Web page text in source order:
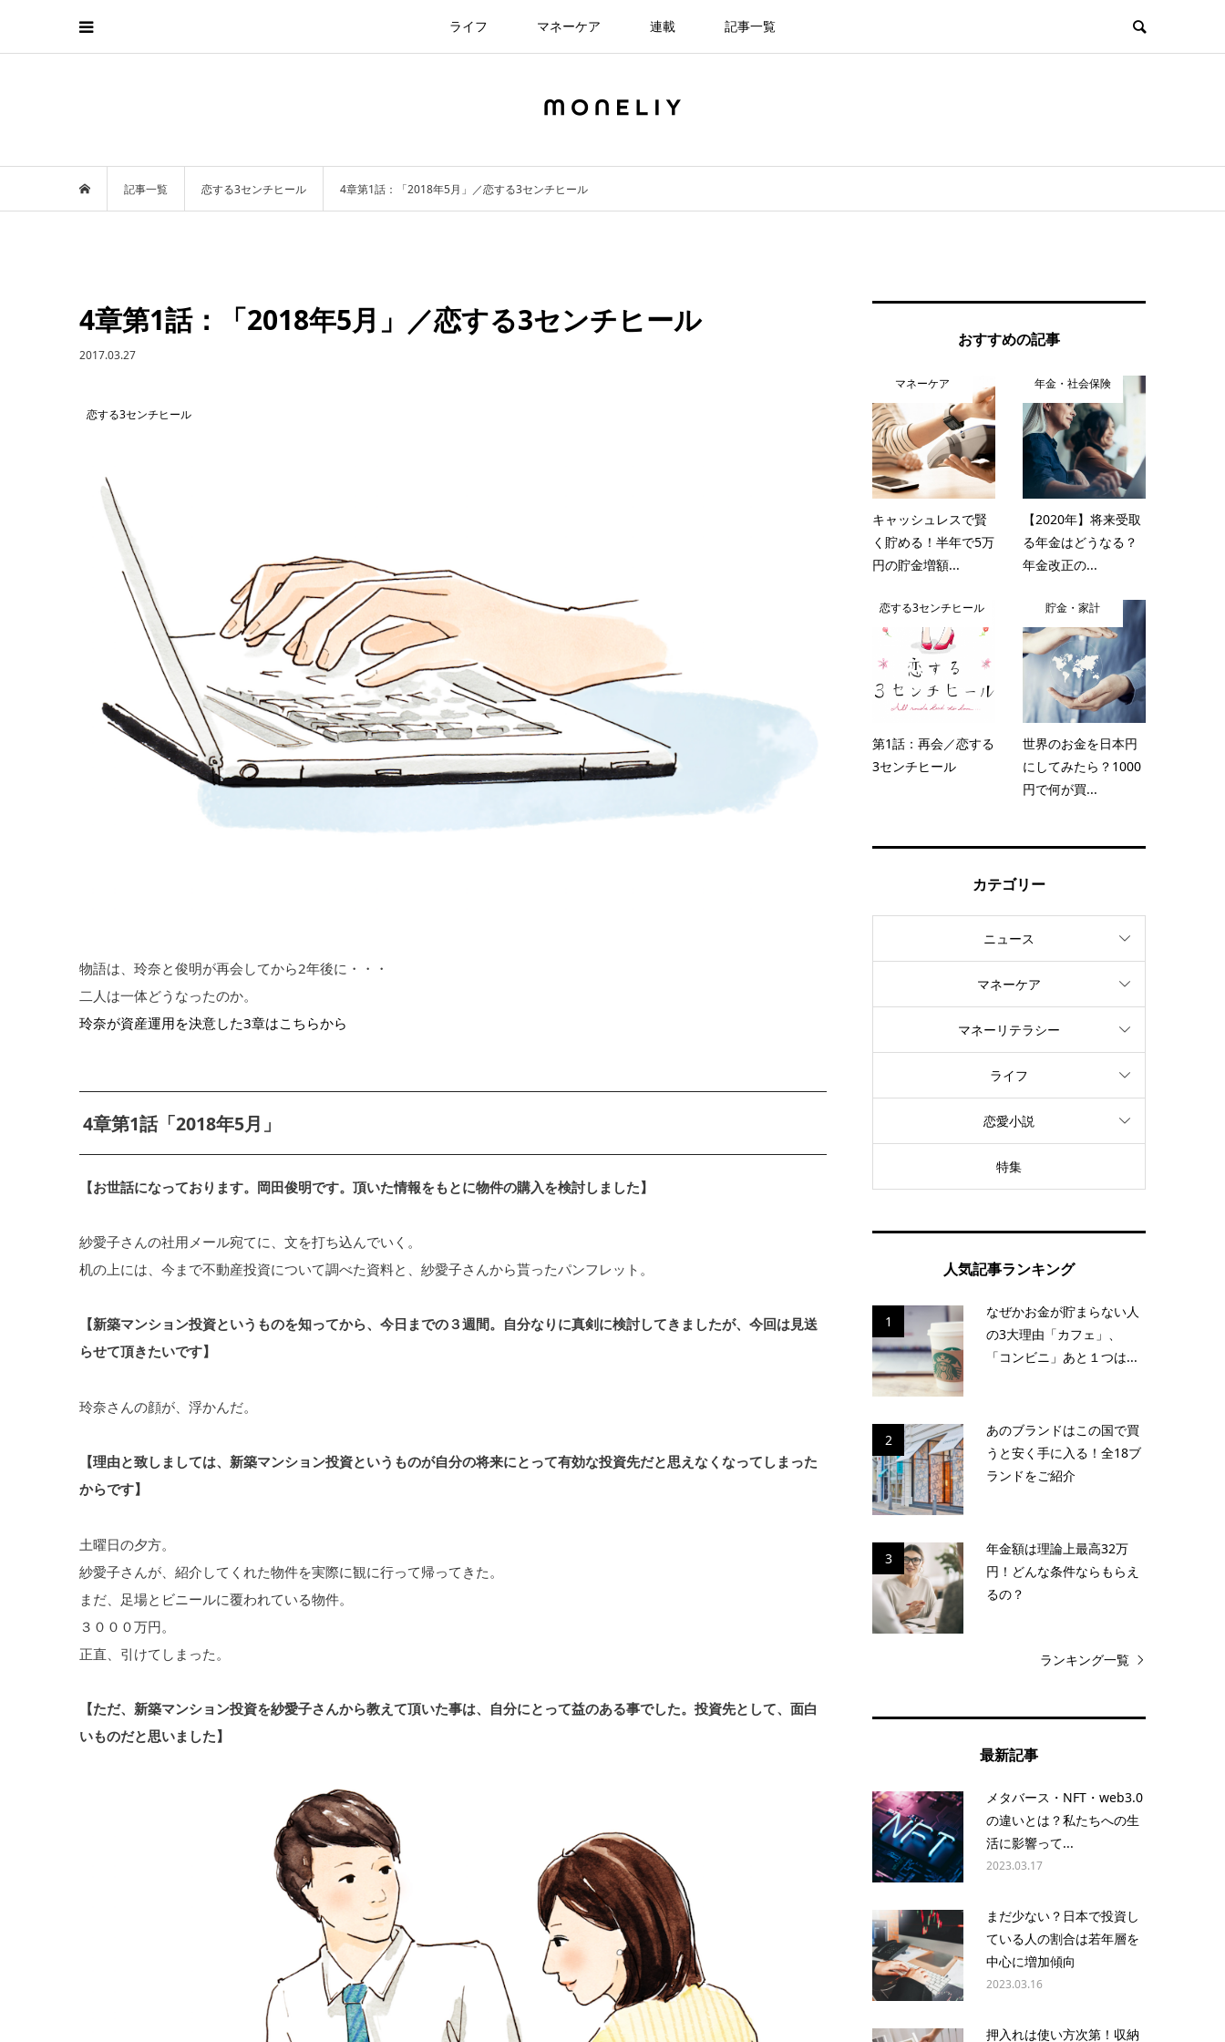
ライフ マネーケア 連載 記事一覧
記事一覧 恋する3センチヒール 4章第1話：「2018年5月」／恋する3センチヒール
4章第1話：「2018年5月」／恋する3センチヒール
2017.03.27
恋する3センチヒール
物語は、玲奈と俊明が再会してから2年後に・・・
二人は一体どうなったのか。
玲奈が資産運用を決意した3章はこちらから
4章第1話「2018年5月」
【お世話になっております。岡田俊明です。頂いた情報をもとに物件の購入を検討しました】
紗愛子さんの社用メール宛てに、文を打ち込んでいく。
机の上には、今まで不動産投資について調べた資料と、紗愛子さんから貰ったパンフレット。
【新築マンション投資というものを知ってから、今日までの３週間。自分なりに真剣に検討してきましたが、今回は見送
らせて頂きたいです】
玲奈さんの顔が、浮かんだ。
【理由と致しましては、新築マンション投資というものが自分の将来にとって有効な投資先だと思えなくなってしまった
からです】
土曜日の夕方。
紗愛子さんが、紹介してくれた物件を実際に観に行って帰ってきた。
まだ、足場とビニールに覆われている物件。
３０００万円。
正直、引けてしまった。
【ただ、新築マンション投資を紗愛子さんから教えて頂いた事は、自分にとって益のある事でした。投資先として、面白
いものだと思いました】
おすすめの記事
マネーケア
キャッシュレスで賢
く貯める！半年で5万
円の貯金増額...
年金・社会保険
【2020年】将来受取
る年金はどうなる？
年金改正の...
恋する3センチヒール
第1話：再会／恋する
3センチヒール
貯金・家計
世界のお金を日本円
にしてみたら？1000
円で何が買...
カテゴリー
ニュース
マネーケア
マネーリテラシー
ライフ
恋愛小説
特集
人気記事ランキング
1
なぜかお金が貯まらない人
の3大理由「カフェ」、
「コンビニ」あと１つは...
2
あのブランドはこの国で買
うと安く手に入る！全18ブ
ランドをご紹介
3
年金額は理論上最高32万
円！どんな条件ならもらえ
るの？
ランキング一覧
最新記事
メタバース・NFT・web3.0
の違いとは？私たちへの生
活に影響って...
2023.03.17
まだ少ない？日本で投資し
ている人の割合は若年層を
中心に増加傾向
2023.03.16
押入れは使い方次第！収納